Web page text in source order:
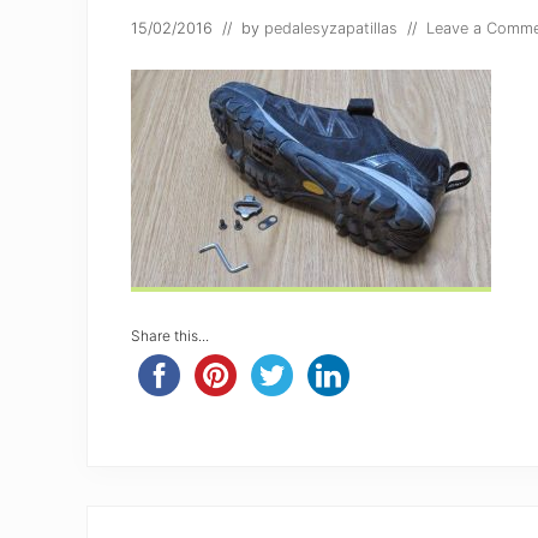
15/02/2016 // by pedalesyzapatillas // Leave a
Share this...